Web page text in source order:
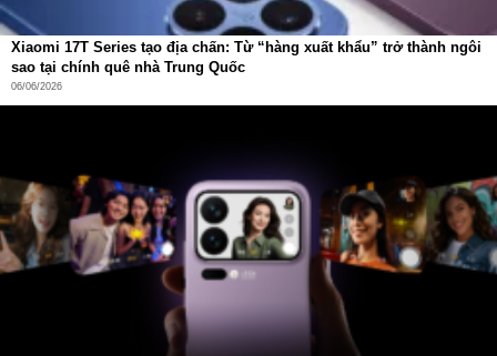
Xiaomi 17T Series tạo địa chấn: Từ “hàng xuất khẩu” trở thành ngôi
sao tại chính quê nhà Trung Quốc
06/06/2026